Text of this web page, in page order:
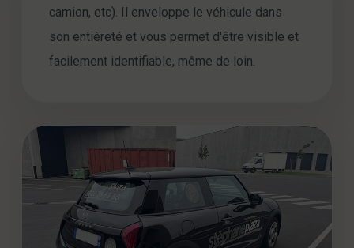
camion, etc). Il enveloppe le véhicule dans
son entièreté et vous permet d'être visible et
facilement identifiable, même de loin.